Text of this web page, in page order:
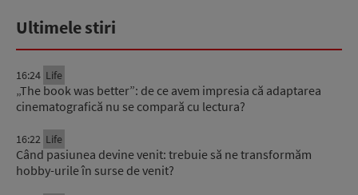
Ultimele stiri
16:24 Life
„The book was better”: de ce avem impresia că adaptarea
cinematografică nu se compară cu lectura?
16:22 Life
Când pasiunea devine venit: trebuie să ne transformăm
hobby-urile în surse de venit?